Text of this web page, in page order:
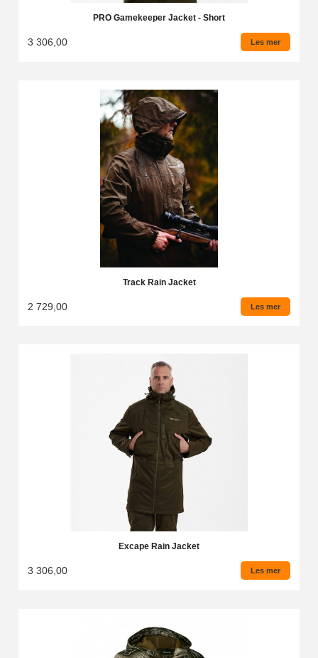
PRO Gamekeeper Jacket - Short
3 306,00 Les mer
Track Rain Jacket
2 729,00 Les mer
Excape Rain Jacket
3 306,00 Les mer